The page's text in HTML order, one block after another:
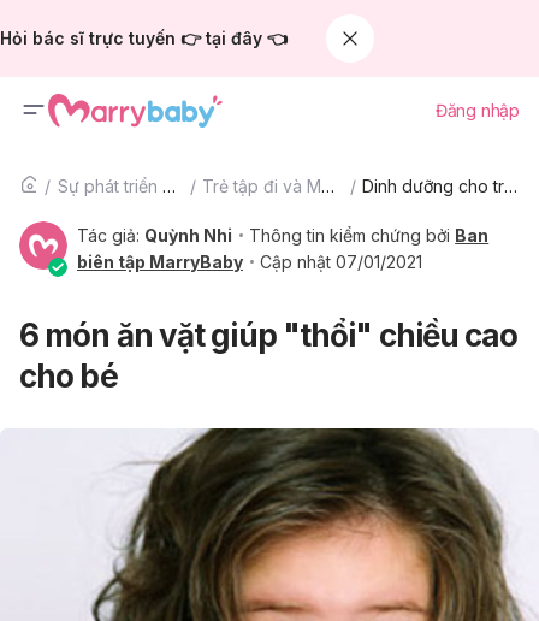
Hỏi bác sĩ trực tuyến 👉 tại đây 👈
Đăng nhập
Sự phát triển của trẻ Trẻ tập đi và Mẫu giáo Dinh dưỡng cho trẻ tập đi và mẫu giáo
Tác giả: Quỳnh Nhi Thông tin kiểm chứng bởi Ban
biên tập MarryBaby
Cập nhật 07/01/2021
6 món ăn vặt giúp "thổi" chiều cao
cho bé